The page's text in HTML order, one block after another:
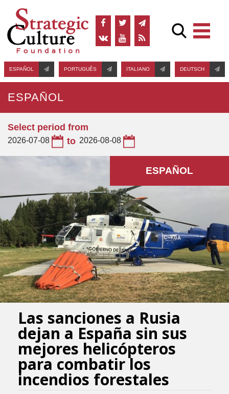
ESPAÑOL PORTUGUÊS ITALIANO DEUTSCH
ESPAÑOL
Select period from
2026-07-08 to 2026-08-08
ESPAÑOL
Las sanciones a Rusia
dejan a España sin sus
mejores helicópteros
para combatir los
incendios forestales